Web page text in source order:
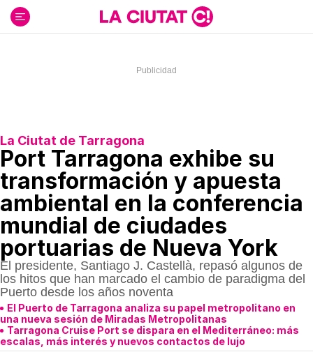
contenido
La Ciutat de Tarragona
Port Tarragona exhibe su
transformación y apuesta
ambiental en la conferencia
mundial de ciudades
portuarias de Nueva York
El presidente, Santiago J. Castellà, repasó algunos de
los hitos que han marcado el cambio de paradigma del
Puerto desde los años noventa
El Puerto de Tarragona analiza su papel metropolitano en
una nueva sesión de Miradas Metropolitanas
Tarragona Cruise Port se dispara en el Mediterráneo: más
escalas, más interés y nuevos contactos de lujo